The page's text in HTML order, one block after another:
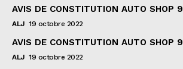
AVIS DE CONSTITUTION AUTO SHOP
ALJ 19 octobre 2022
AVIS DE CONSTITUTION AUTO SHOP
ALJ 19 octobre 2022